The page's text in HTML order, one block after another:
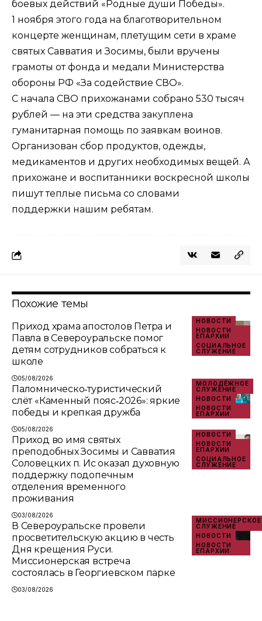
боевых действий «Родные души Победы».
1 ноября этого года на благотворительном
концерте женщинам, плетущим сети в храме
святых Савватия и Зосимы, были вручены
грамоты от фонда и медали Министерства
обороны РФ «За содействие СВО».
С начала СВО прихожанами собрано 530 тысяч
рублей — на эти средства закуплена
гуманитарная помощь по заявкам воинов.
Организован сбор продуктов, одежды,
медикаментов и других необходимых вещей. А
прихожане и воспитанники воскресной школы
пишут теплые письма со словами
поддержки нашим ребятам.
Похожие темы
НОВОСТИ
НОВОСТИ
ЕПАРХИИ
СОЦИАЛЬНОЕ
СЛУЖЕНИЕ
Приход храма апостолов Петра и
Павла в Североуральске помог
детям сотрудников собраться к
школе
05/08/2026
МОЛОДЁЖНОЕ
СЛУЖЕНИЕ
НОВОСТИ
НОВОСТИ
ЕПАРХИИ
Паломническо‑туристический
слёт «Каменный пояс‑2026»: яркие
победы и крепкая дружба
05/08/2026
НОВОСТИ
НОВОСТИ
ЕПАРХИИ
СОЦИАЛЬНОЕ
СЛУЖЕНИЕ
Приход во имя святых
преподобных Зосимы и Савватия
Соловецких п. Ис оказал духовную
поддержку подопечным
отделения временного
проживания
03/08/2026
МИССИОНЕРСКОЕ
СЛУЖЕНИЕ
НОВОСТИ
НОВОСТИ
ЕПАРХИИ
В Североуральске провели
просветительскую акцию в честь
Дня крещения Руси.
Миссионерская встреча
состоялась в Георгиевском парке
03/08/2026